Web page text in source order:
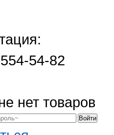
54-54-82
нет товаров